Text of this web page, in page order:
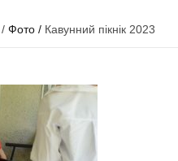
/ Фото / Кавунний пікнік 2023